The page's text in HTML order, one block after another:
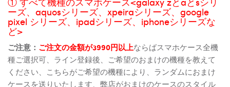
ーズ、aquosシリーズ、xpeiraシリーズ、google
pixel シリーズ、ipadシリーズ、iphoneシリーズな
ど>
ご注意： ご注文の金額が3990円以上ならばスマホケース全機
種ご選択可、ライン登録後、ご希望のおまけの機種を教えて
ください、こちらがご希望の機種により、ランダムにおまけ
ケースを送りいたします、弊店がおまけのケースのスタイル